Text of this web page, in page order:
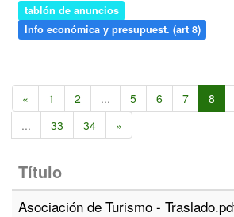
tablón de anuncios
Info económica y presupuest. (art 8)
« 1 2 ... 5 6 7 8
...
33 34 »
Título
Asociación de Turismo -